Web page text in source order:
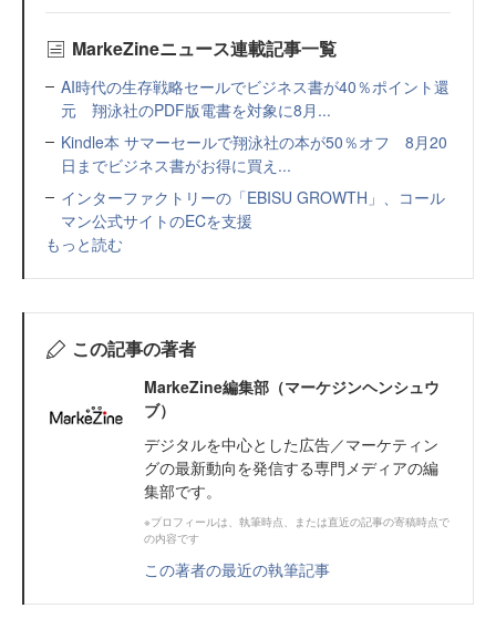
MarkeZineニュース連載記事一覧
AI時代の生存戦略セールでビジネス書が40％ポイント還
元 翔泳社のPDF版電書を対象に8月...
Kindle本 サマーセールで翔泳社の本が50％オフ 8月20
日までビジネス書がお得に買え...
インターファクトリーの「EBISU GROWTH」、コール
マン公式サイトのECを支援
もっと読む
この記事の著者
MarkeZine編集部（マーケジンヘンシュウ
ブ）
デジタルを中心とした広告／マーケティン
グの最新動向を発信する専門メディアの編
集部です。
※プロフィールは、執筆時点、または直近の記事の寄稿時点で
の内容です
この著者の最近の執筆記事